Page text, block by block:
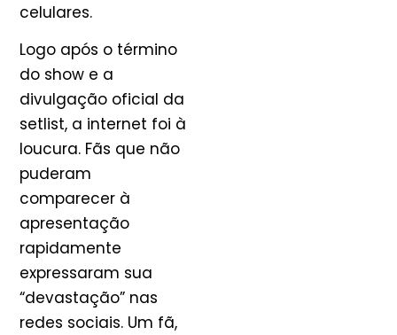
celulares.
Logo após o término
do show e a
divulgação oficial da
setlist, a internet foi à
loucura. Fãs que não
puderam
comparecer à
apresentação
rapidamente
expressaram sua
“devastação” nas
redes sociais. Um fã,